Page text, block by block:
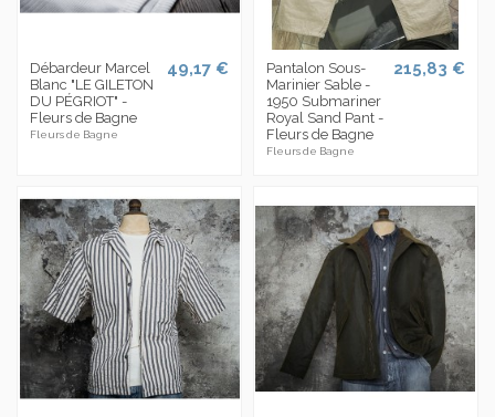
Débardeur Marcel
Blanc "LE GILETON
DU PÉGRIOT" -
Fleurs de Bagne
Fleurs de Bagne
49,17 €
Pantalon Sous-
Marinier Sable -
1950 Submariner
Royal Sand Pant -
Fleurs de Bagne
Fleurs de Bagne
215,83 €